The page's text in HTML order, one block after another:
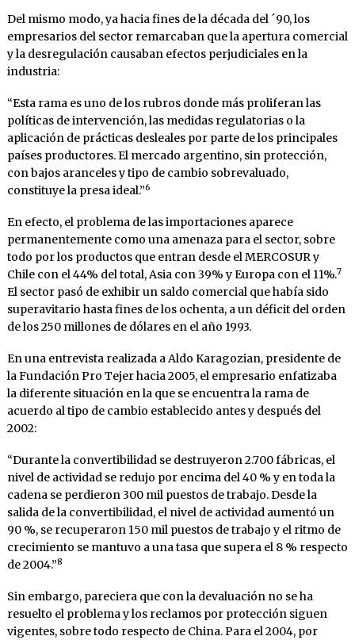
Del mismo modo, ya hacia fines de la década del ´90, los
empresarios del sector remarcaban que la apertura comercial
y la desregulación causaban efectos perjudiciales en la
industria:
“Esta rama es uno de los rubros donde más proliferan las
políticas de intervención, las medidas regulatorias o la
aplicación de prácticas desleales por parte de los principales
países productores. El mercado argentino, sin protección,
con bajos aranceles y tipo de cambio sobrevaluado,
constituye la presa ideal.”6
En efecto, el problema de las importaciones aparece
permanentemente como una amenaza para el sector, sobre
todo por los productos que entran desde el MERCOSUR y
Chile con el 44% del total, Asia con 39% y Europa con el 11%.7
El sector pasó de exhibir un saldo comercial que había sido
superavitario hasta fines de los ochenta, a un déficit del orden
de los 250 millones de dólares en el año 1993.
En una entrevista realizada a Aldo Karagozian, presidente de
la Fundación Pro Tejer hacia 2005, el empresario enfatizaba
la diferente situación en la que se encuentra la rama de
acuerdo al tipo de cambio establecido antes y después del
2002:
“Durante la convertibilidad se destruyeron 2.700 fábricas, el
nivel de actividad se redujo por encima del 40 % y en toda la
cadena se perdieron 300 mil puestos de trabajo. Desde la
salida de la convertibilidad, el nivel de actividad aumentó un
90 %, se recuperaron 150 mil puestos de trabajo y el ritmo de
crecimiento se mantuvo a una tasa que supera el 8 % respecto
de 2004.”8
Sin embargo, pareciera que con la devaluación no se ha
resuelto el problema y los reclamos por protección siguen
vigentes, sobre todo respecto de China. Para el 2004, por